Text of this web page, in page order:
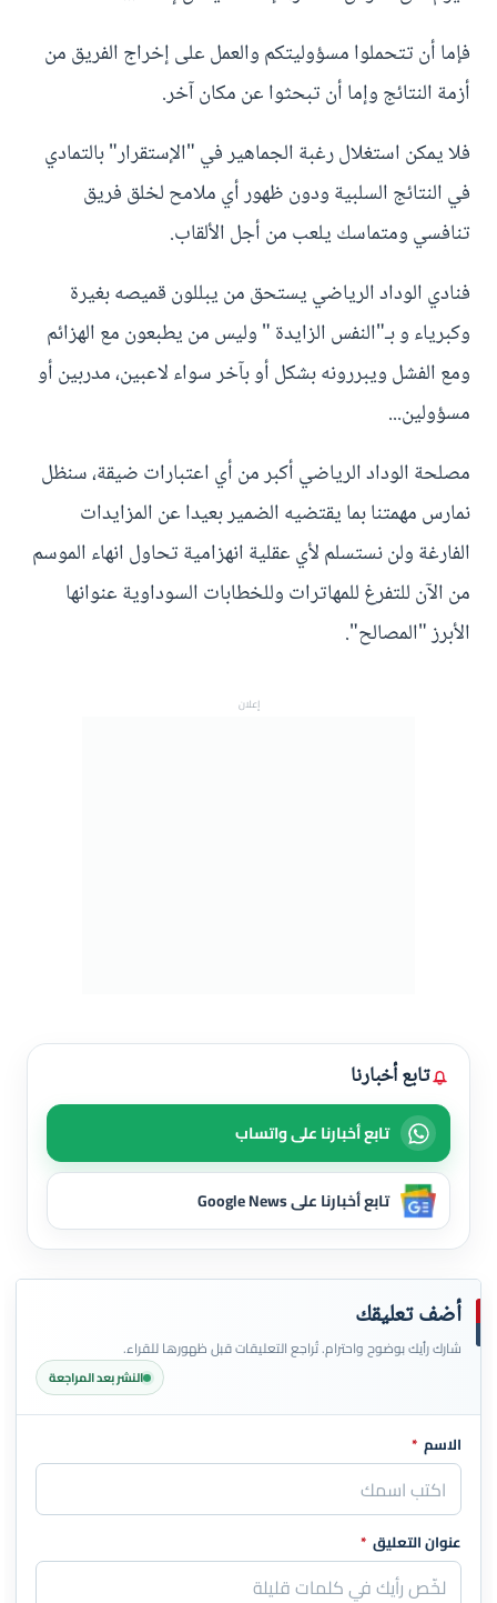
فإما أن تتحملوا مسؤوليتكم والعمل على إخراج الفريق من
أزمة النتائج وإما أن تبحثوا عن مكان آخر.
فلا يمكن استغلال رغبة الجماهير في "الإستقرار" بالتمادي
في النتائج السلبية ودون ظهور أي ملامح لخلق فريق
تنافسي ومتماسك يلعب من أجل الألقاب.
فنادي الوداد الرياضي يستحق من يبللون قميصه بغيرة
وكبرياء و بـ"النفس الزايدة " وليس من يطبعون مع الهزائم
ومع الفشل ويبررونه بشكل أو بآخر سواء لاعبين، مدربين أو
مسؤولين...
مصلحة الوداد الرياضي أكبر من أي اعتبارات ضيقة، سنظل
نمارس مهمتنا بما يقتضيه الضمير بعيدا عن المزايدات
الفارغة ولن نستسلم لأي عقلية انهزامية تحاول انهاء الموسم
من الآن للتفرغ للمهاترات وللخطابات السوداوية عنوانها
الأبرز "المصالح".
إعلان
تابع أخبارنا
تابع أخبارنا على واتساب
تابع أخبارنا على Google News
أضف تعليقك
شارك رأيك بوضوح واحترام. تُراجع التعليقات قبل ظهورها للقراء.
النشر بعد المراجعة
اترك هذا الحقل فارغاً
الاسم *
عنوان التعليق *